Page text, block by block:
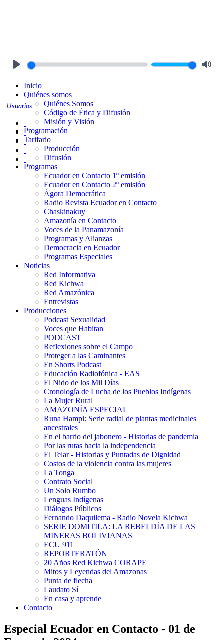
Usuarios
Inicio
Quiénes somos
Quiénes Somos
Código de Ética y Difusión
Misión y Visión
Programación
Tarifario
Producción
Difusión
Programas
Ecuador en Contacto 1º emisión
Ecuador en Contacto 2º emisión
Ágora Democrática
Radio Revista Ecuador en Contacto
Chaskinakuy
Amazonía en Contacto
Voces de la Panamazonía
Programas y Alianzas
Democracia en Ecuador
Programas Especiales
Noticias
Red Informativa
Red Kichwa
Red Amazónica
Entrevistas
Producciones
Podcast Sexualidad
Voces que Habitan
PODCAST
Reflexiones sobre el Campo
Proteger a las Caminantes
En Shorts Podcast
Educación Radiofónica - EAS
El Nido de los Mil Días
Cronología de Lucha de los Pueblos Indígenas
La Mujer Rural
AMAZONÍA ESPECIAL
Runa Hampi: Serie radial de plantas medicinales
ancestrales
En el barrio del jabonero - Historias de pandemia
Por las rutas hacia la independencia
El Telar - Historias y Puntadas de Dignidad
Costos de la violencia contra las mujeres
La Tonga
Contrato Social
Un Solo Rumbo
Lenguas Indígenas
Diálogos Públicos
Fernando Daquilema - Radio Novela Kichwa
SERIE DOMITILA: LA REBELDÍA DE LAS
MINERAS BOLIVIANAS
ECU 911
REPORTERATÓN
20 Años Red Kichwa CORAPE
Mitos y Leyendas del Amazonas
Punta de flecha
Laudato Sí
En casa y aprende
Contacto
Especial Ecuador en Contacto - 01 de